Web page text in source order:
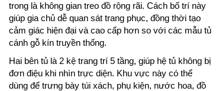
trong là không gian treo đồ rộng rãi. Cách bố trí này
giúp gia chủ dễ quan sát trang phục, đồng thời tạo
cảm giác hiện đại và cao cấp hơn so với các mẫu tủ
cánh gỗ kín truyền thống.
Hai bên tủ là 2 kệ trang trí 5 tầng, giúp hệ tủ không bị
đơn điệu khi nhìn trực diện. Khu vực này có thể
dùng để trưng bày túi xách, phụ kiện, nước hoa, đồ